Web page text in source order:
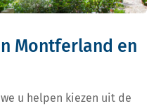
Montferland en
u helpen kiezen uit de